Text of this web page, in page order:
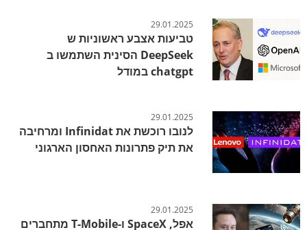
29.01.2025
טביעות אצבע ראשוניות ש
DeepSeek הסינית השתמשו ב
chatgpt במודל
29.01.2025
לנובו רוכשת את Infinidat ומרחיבה
את תיק פתרונות האחסון הארגוני
29.01.2025
אפל, SpaceX ו-T-Mobile מתחברים